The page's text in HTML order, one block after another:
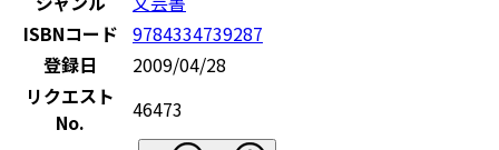
ISBNコード 9784334739287
登録日
2009/04/28
リクエスト
No.
46473